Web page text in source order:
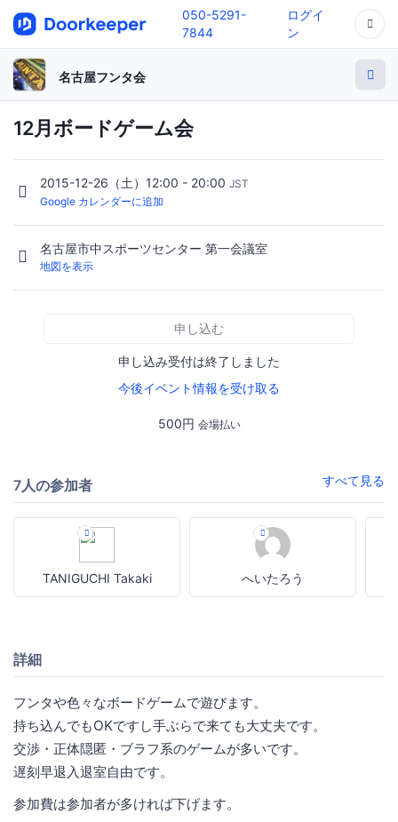
050-5291-
7844
ログイ
ン
名古屋フンタ会
12月ボードゲーム会
2015-12-26（土）12:00 - 20:00 JST
Google カレンダーに追加
名古屋市中スポーツセンター 第一会議室
地図を表示
申し込む
申し込み受付は終了しました
今後イベント情報を受け取る
500円 会場払い
7人の参加者 すべて見る
TANIGUCHI Takaki へいたろう
詳細
フンタや色々なボードゲームで遊びます。
持ち込んでもOKですし手ぶらで来ても大丈夫です。
交渉・正体隠匿・ブラフ系のゲームが多いです。
遅刻早退入退室自由です。
参加費は参加者が多ければ下げます。